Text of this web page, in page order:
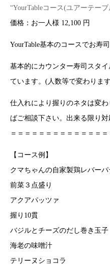
“YourTableコース(ユアーテー
価格：お一人様 12,100 円
YourTable基本のコースでお寿
基本的にカウンター寿司スタ
ています。(人数等で変わりま
仕入れにより握りのネタは変
ばご相談下さい。出来る限り対
＝＝＝＝＝＝＝＝＝＝＝＝＝＝
【コース例】
クマちゃんの自家製鶏レバーパ
前菜３点盛り
アクアパッツァ
握り10貫
バジルとチーズのだし巻き玉子
海老の味噌汁
テリーヌショコラ